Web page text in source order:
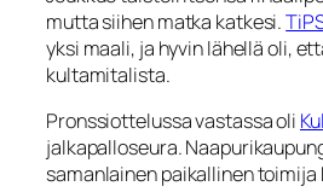
mutta siihen matka katkesi.
yksi maali, ja hyvin lähellä oli,
kultamitalista.
Pronssiottelussa vastassa oli
jalkapalloseura.
samanlainen paikallinen toimija